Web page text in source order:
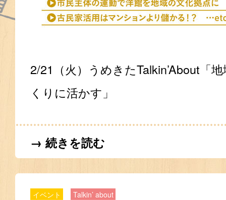
2/21（火）うめきたTalkin’About「
くりに活かす」
→ 続きを読む
イベント Talkin’ about